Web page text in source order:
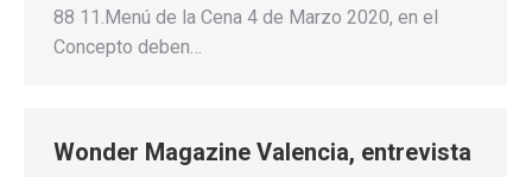
88 11.Menú de la Cena 4 de Marzo 2020, en el
Concepto deben…
Wonder Magazine Valencia, entrevista